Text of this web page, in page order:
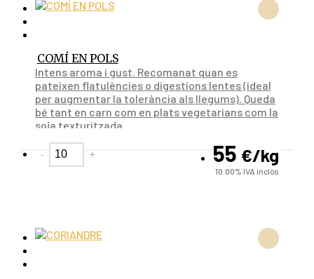
COMÍ EN POLS
Intens aroma i gust. Recomanat quan es
pateixen flatulències o digestions lentes (ideal
per augmentar la tolerància als llegums). Queda
bé tant en carn com en plats vegetarians com la
soja texturitzada.
55 €/kg
10.00%IVA inclòs
- +